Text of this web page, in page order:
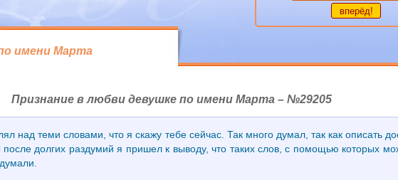
имени Марта
Признание в любви девушке по имени Марта – №29205
над теми словами, что я скажу тебе сейчас. Так много думал, так как описать
долгих раздумий я пришел к выводу, что таких слов, с помощью которых